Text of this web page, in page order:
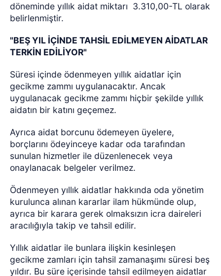
döneminde yıllık aidat miktarı 3.310,00-TL olarak
belirlenmiştir.
"BEŞ YIL İÇİNDE TAHSİL EDİLMEYEN AİDATLAR
TERKİN EDİLİYOR"
Süresi içinde ödenmeyen yıllık aidatlar için
gecikme zammı uygulanacaktır. Ancak
uygulanacak gecikme zammı hiçbir şekilde yıllık
aidatın bir katını geçemez.
Ayrıca aidat borcunu ödemeyen üyelere,
borçlarını ödeyinceye kadar oda tarafından
sunulan hizmetler ile düzenlenecek veya
onaylanacak belgeler verilmez.
Ödenmeyen yıllık aidatlar hakkında oda yönetim
kurulunca alınan kararlar ilam hükmünde olup,
ayrıca bir karara gerek olmaksızın icra daireleri
aracılığıyla takip ve tahsil edilir.
Yıllık aidatlar ile bunlara ilişkin kesinleşen
gecikme zamları için tahsil zamanaşımı süresi beş
yıldır. Bu süre içerisinde tahsil edilmeyen aidatlar